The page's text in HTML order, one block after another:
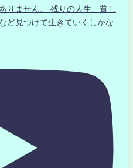
りません、 残りの人生、貧し
ど見つけて生きていくしかな